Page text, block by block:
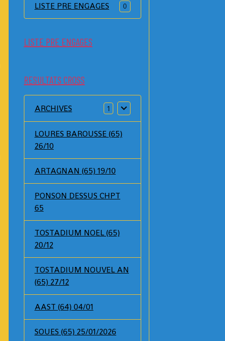
LISTE PRE ENGAGES 0
LISTE PRE ENGAGES
RESULTATS CROSS
ARCHIVES 1
LOURES BAROUSSE (65)
26/10
ARTAGNAN (65) 19/10
PONSON DESSUS CHPT
65
TOSTADIUM NOEL (65)
20/12
TOSTADIUM NOUVEL AN
(65) 27/12
AAST (64) 04/01
SOUES (65) 25/01/2026